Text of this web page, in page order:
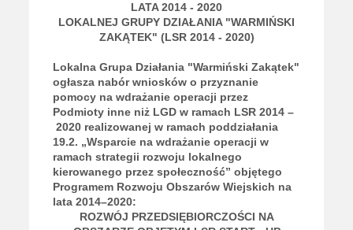
LATA 2014 - 2020
LOKALNEJ GRUPY DZIAŁANIA "WARMIŃSKI
ZAKĄTEK" (LSR 2014 - 2020)
Lokalna Grupa Działania "Warmiński Zakątek"
ogłasza nabór wniosków o przyznanie
pomocy na wdrażanie operacji przez
Podmioty inne niż LGD w ramach LSR 2014 –
2020 realizowanej w ramach poddziałania
19.2. „Wsparcie na wdrażanie operacji w
ramach strategii rozwoju lokalnego
kierowanego przez społeczność” objętego
Programem Rozwoju Obszarów Wiejskich na
lata 2014–2020:
ROZWÓJ PRZEDSIĘBIORCZOŚCI NA